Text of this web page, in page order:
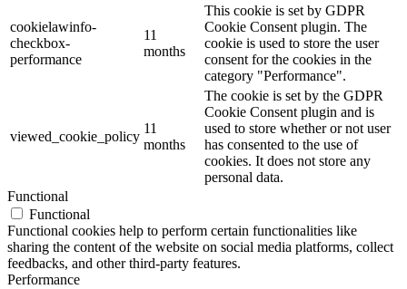
cookielawinfo-
checkbox-
performance
11
months
This cookie is set by GDPR
Cookie Consent plugin. The
cookie is used to store the user
consent for the cookies in the
category "Performance".
viewed_cookie_policy
11
months
The cookie is set by the GDPR
Cookie Consent plugin and is
used to store whether or not user
has consented to the use of
cookies. It does not store any
personal data.
Functional
Functional
Functional cookies help to perform certain functionalities like
sharing the content of the website on social media platforms, collect
feedbacks, and other third-party features.
Performance